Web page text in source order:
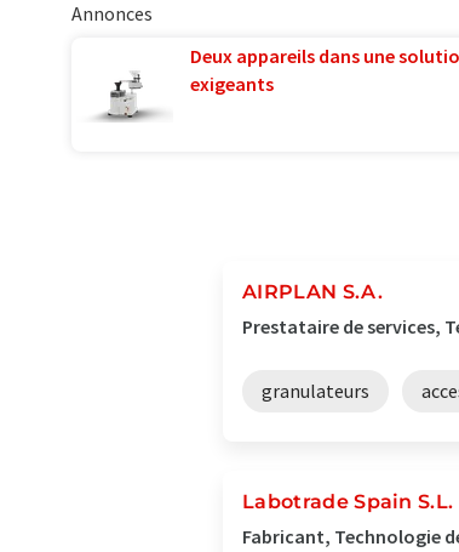
Annonces
Deux appareils dans une
exigeants
AIRPLAN S.A.
Prestataire de services,
granulateurs
Labotrade Spain S.L.
Fabricant, Technologie